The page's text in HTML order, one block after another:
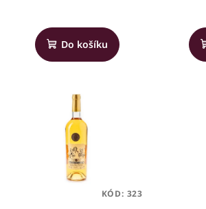
Do košíku
KÓD: 323